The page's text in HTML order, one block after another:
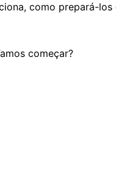
como prepará-
começar?